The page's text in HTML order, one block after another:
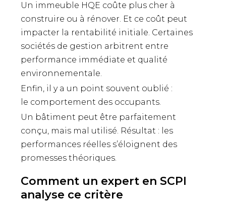
Un immeuble HQE coûte plus cher à
construire ou à rénover. Et ce coût peut
impacter la rentabilité initiale. Certaines
sociétés de gestion arbitrent entre
performance immédiate et qualité
environnementale.
Enfin, il y a un point souvent oublié :
le comportement des occupants.
Un bâtiment peut être parfaitement
conçu, mais mal utilisé. Résultat : les
performances réelles s’éloignent des
promesses théoriques.
Comment un expert en SCPI
analyse ce critère